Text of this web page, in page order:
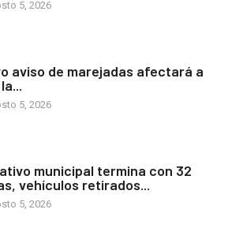
5, 2026
aviso de marejadas afectará a
5, 2026
municipal termina con 32
vehículos retirados...
5, 2026